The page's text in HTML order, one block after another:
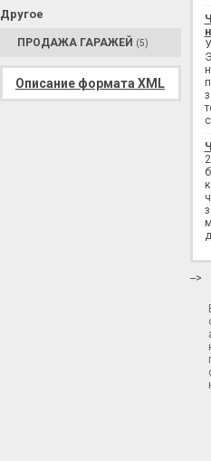
Другое
ПРОДАЖА ГАРАЖЕЙ (5)
Описание формата XML
-->